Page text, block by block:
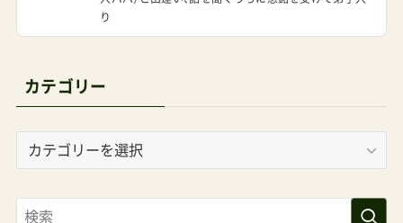
り
カテゴリー
リ